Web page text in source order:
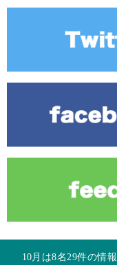
10月は8名29件の情